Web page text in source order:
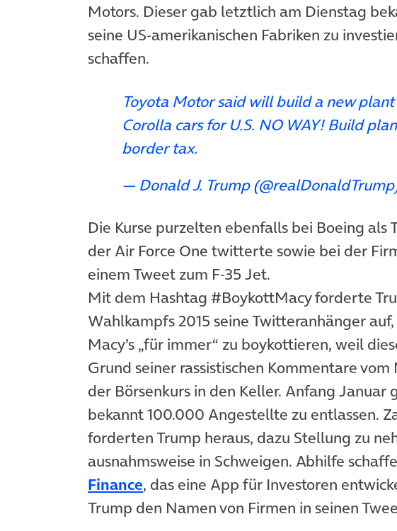
Motors. Dieser gab letztlich am Dienstag
seine US-amerikanischen Fabriken zu
schaffen.
Toyota Motor said will build a new
Corolla cars for U.S. NO WAY! Build
border tax.
— Donald J. Trump
Die Kurse purzelten ebenfalls bei Boeing als
der Air Force One twitterte sowie bei der
einem Tweet zum F-35 Jet.
Mit dem Hashtag #BoykottMacy forderte
Wahlkampfs 2015 seine Twitteranhänger
Macy’s „für immer“ zu boykottieren, weil
Grund seiner rassistischen Kommentare
der Börsenkurs in den Keller. Anfang Januar
bekannt 100.000 Angestellte zu entlassen.
forderten Trump heraus, dazu Stellung zu
ausnahmsweise in Schweigen. Abhilfe
Finance(öffnet in neuem Tab)
, das eine App für Investoren
Trump den Namen von Firmen in seinen